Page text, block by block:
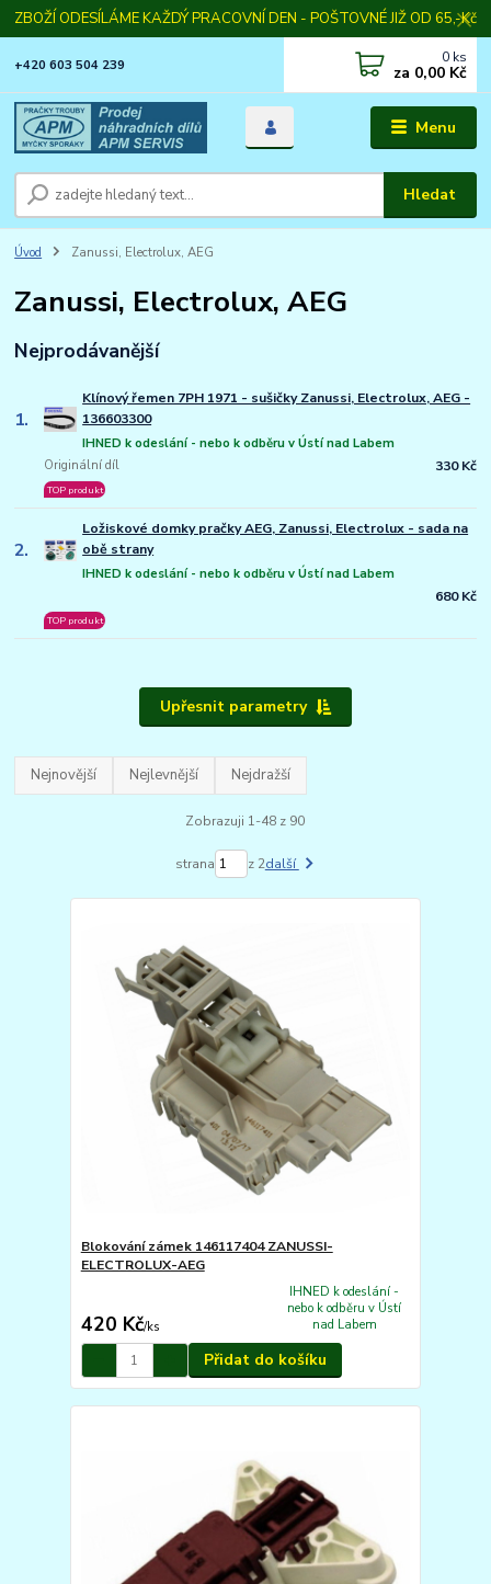
ZBOŽÍ ODESÍLÁME KAŽDÝ PRACOVNÍ DEN - POŠTOVNÉ JIŽ OD 65,-Kč
Menu
Hledat
+420 603 504 239 0 ks
za 0,00 Kč
Úvod Zanussi, Electrolux, AEG
Zanussi, Electrolux, AEG
Nejprodávanější
1.
Klínový řemen 7PH 1971 - sušičky Zanussi, Electrolux, AEG -
136603300
Originální díl
IHNED k odeslání - nebo k odběru v Ústí nad Labem
TOP produkt
330 Kč
2.
Ložiskové domky pračky AEG, Zanussi, Electrolux - sada na
obě strany
IHNED k odeslání - nebo k odběru v Ústí nad Labem
TOP produkt
680 Kč
Upřesnit parametry
Nejnovější Nejlevnější Nejdražší
Zobrazuji 1-48 z 90
strana z 2další
Blokování zámek 146117404 ZANUSSI-
ELECTROLUX-AEG
420 Kč/ks
IHNED k odeslání -
nebo k odběru v Ústí
nad Labem
Přidat do košíku